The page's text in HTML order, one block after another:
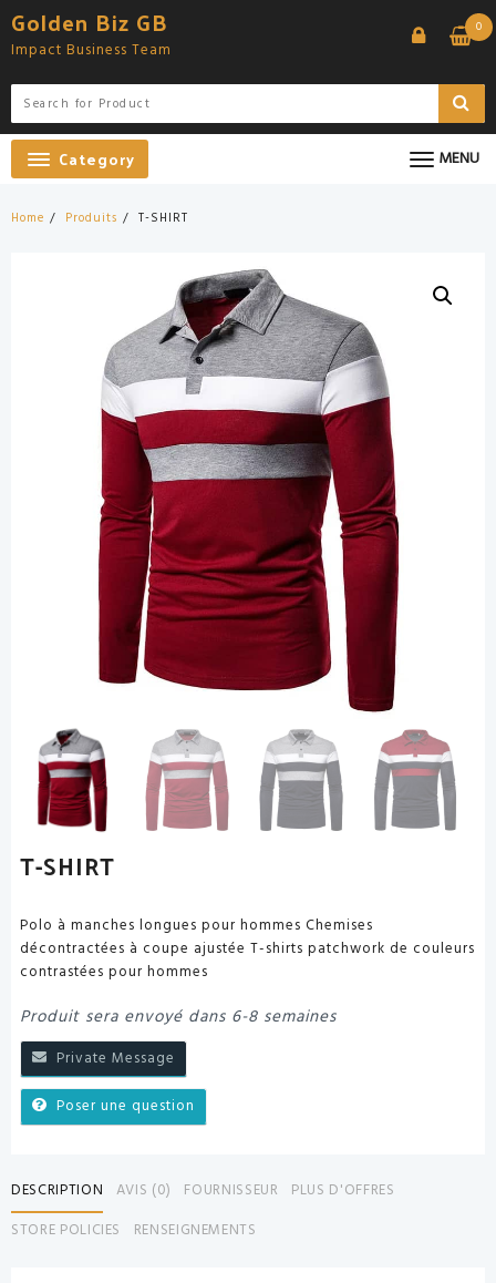
Skip
to
content
Golden Biz GB
Impact Business Team
0
Category MENU
Home Produits T-SHIRT
T-SHIRT
Polo à manches longues pour hommes Chemises
décontractées à coupe ajustée T-shirts patchwork de couleurs
contrastées pour hommes
Produit sera envoyé dans 6-8 semaines
Private Message
Poser une question
DESCRIPTION AVIS (0) FOURNISSEUR
PLUS D'OFFRES
STORE POLICIES
RENSEIGNEMENTS